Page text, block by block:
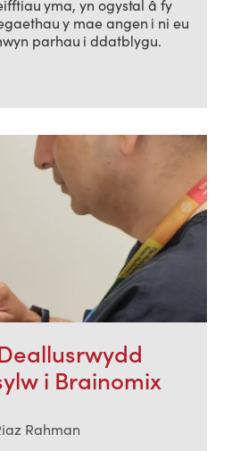
yma, yn ogystal â fy
y mae angen i ni eu
parhau i ddatblygu.
i Brainomix
Rahman